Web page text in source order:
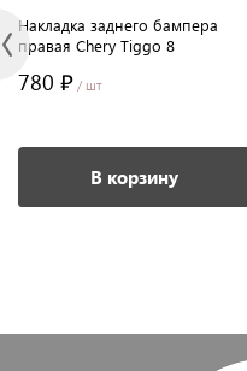
Накладка заднего бампера
правая Chery Tiggo 8
780 ₽ / шт
В корзину